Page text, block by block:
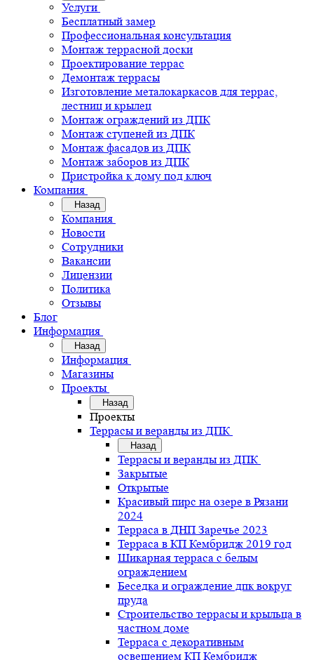
Услуги
Бесплатный замер
Профессиональная консультация
Монтаж террасной доски
Проектирование террас
Демонтаж террасы
Изготовление металокаркасов для террас,
лестниц и крылец
Монтаж ограждений из ДПК
Монтаж ступеней из ДПК
Монтаж фасадов из ДПК
Монтаж заборов из ДПК
Пристройка к дому под ключ
Компания
Назад
Компания
Новости
Сотрудники
Вакансии
Лицензии
Политика
Отзывы
Блог
Информация
Назад
Информация
Магазины
Проекты
Назад
Проекты
Террасы и веранды из ДПК
Назад
Террасы и веранды из ДПК
Закрытые
Открытые
Красивый пирс на озере в Рязани
2024
Терраса в ДНП Заречье 2023
Терраса в КП Кембридж 2019 год
Шикарная терраса с белым
ограждением
Беседка и ограждение дпк вокруг
пруда
Строительство террасы и крыльца в
частном доме
Терраса с декоративным
освещением КП Кембридж